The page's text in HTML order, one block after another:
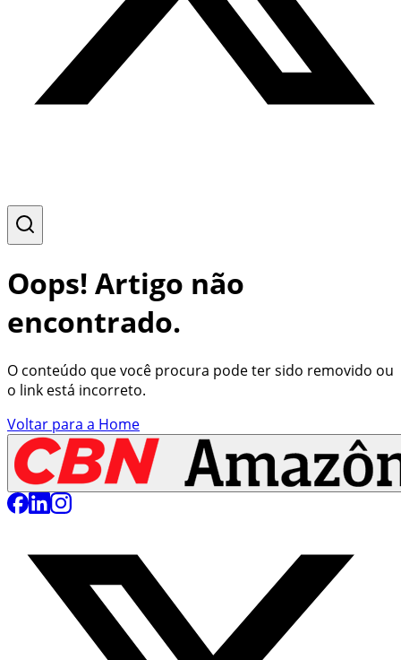
Oops! Artigo não
encontrado.
O conteúdo que você procura pode ter sido removido ou
o link está incorreto.
Voltar para a Home